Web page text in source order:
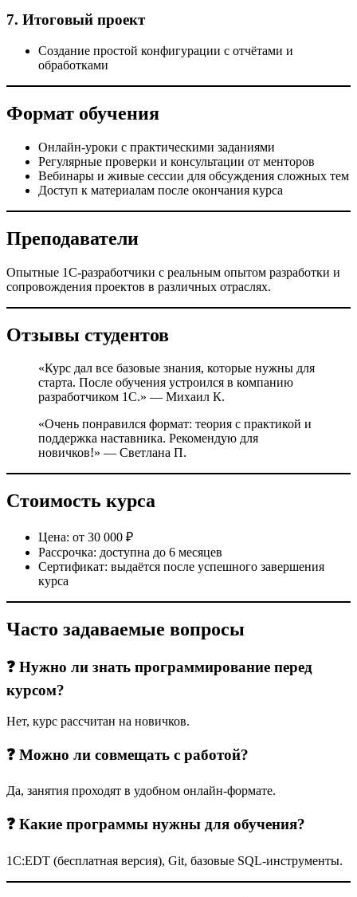
7. Итоговый проект
Создание простой конфигурации с отчётами и
обработками
Формат обучения
Онлайн-уроки с практическими заданиями
Регулярные проверки и консультации от менторов
Вебинары и живые сессии для обсуждения сложных тем
Доступ к материалам после окончания курса
Преподаватели
Опытные 1С-разработчики с реальным опытом разработки и
сопровождения проектов в различных отраслях.
Отзывы студентов
«Курс дал все базовые знания, которые нужны для
старта. После обучения устроился в компанию
разработчиком 1С.» — Михаил К.
«Очень понравился формат: теория с практикой и
поддержка наставника. Рекомендую для
новичков!» — Светлана П.
Стоимость курса
Цена: от 30 000 ₽
Рассрочка: доступна до 6 месяцев
Сертификат: выдаётся после успешного завершения
курса
Часто задаваемые вопросы
❓ Нужно ли знать программирование перед
курсом?
Нет, курс рассчитан на новичков.
❓ Можно ли совмещать с работой?
Да, занятия проходят в удобном онлайн-формате.
❓ Какие программы нужны для обучения?
1С:EDT (бесплатная версия), Git, базовые SQL-инструменты.